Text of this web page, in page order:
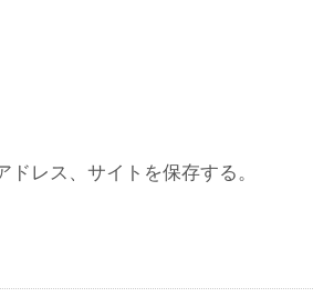
レス、サイトを保存する。